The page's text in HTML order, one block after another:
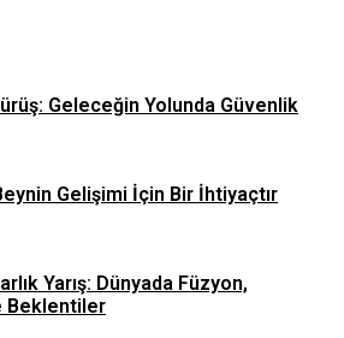
Geleceğin Yolunda Güvenlik
Gelişimi İçin Bir İhtiyaçtır
Yarış: Dünyada Füzyon,
Beklentiler